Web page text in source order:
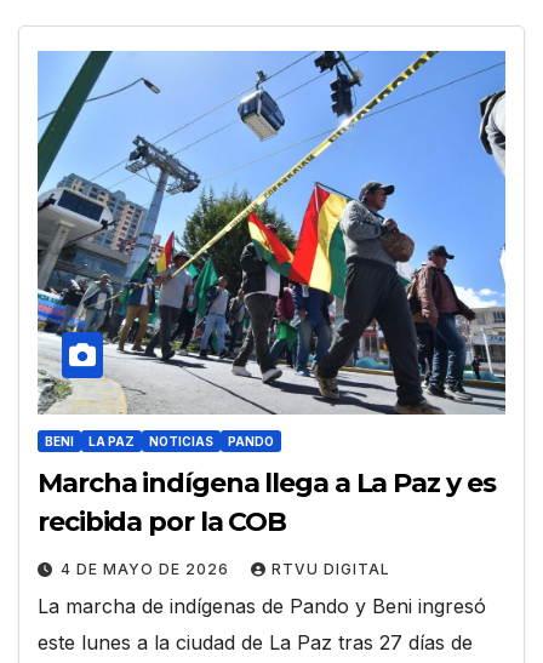
BENI LA PAZ NOTICIAS PANDO
Marcha indígena llega a La Paz y es
recibida por la COB
4 DE MAYO DE 2026 RTVU DIGITAL
La marcha de indígenas de Pando y Beni ingresó
este lunes a la ciudad de La Paz tras 27 días de